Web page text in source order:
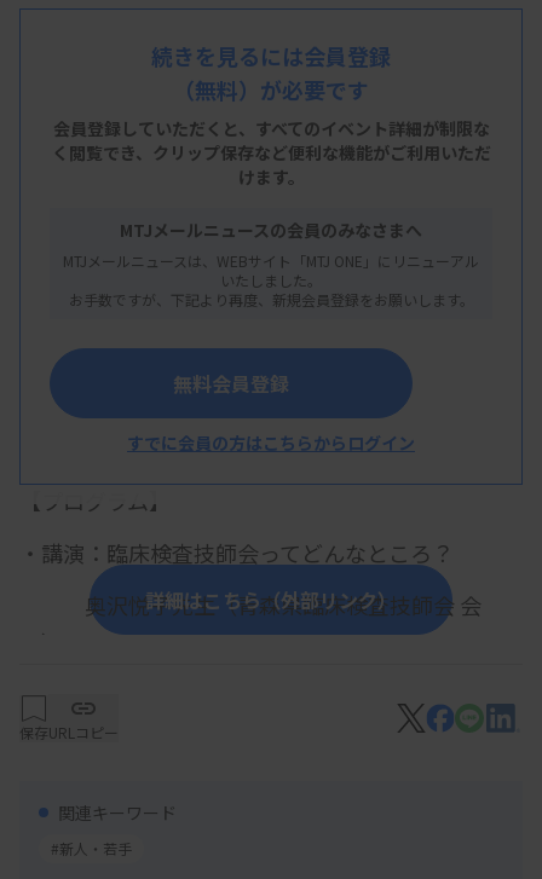
現地開催
新町キューブ 3階 会議室
主 催
青森県臨床検査技師会
概 要
【プログラム】
・講演：臨床検査技師会ってどんなところ？
奥沢悦子先生（青森県臨床検査技師会 会
長）
・ワークショップ：自身にとってのwell-beingなキ
ャリアとは
わくわくが一杯！ ～
上野大先生（弘前大学大学院保健学研究科）
詳細はこちら（外部リンク）
続きを見るには会員登録
（無料）が必要です
会員登録していただくと、すべてのイベント詳細が制限な
く閲覧でき、 クリップ保存など便利な機能がご利用いただ
けます。
MTJメールニュースの会員のみなさまへ
MTJメールニュースは、WEBサイト「MTJ ONE」にリニューアル
いたしました。
お手数ですが、下記より再度、新規会員登録をお願いします。
無料会員登録
すでに会員の方はこちらからログイン
保存URLコピー
関連キーワード
#新人・若手